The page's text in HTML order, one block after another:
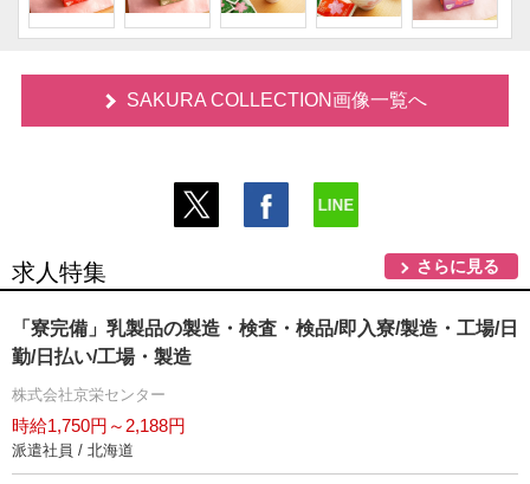
SAKURA COLLECTION画像一覧へ
求人特集 さらに見る
「寮完備」乳製品の製造・検査・検品/即入寮/製造・工場/日
勤/日払い/工場・製造
株式会社京栄センター
時給1,750円～2,188円
派遣社員 / 北海道